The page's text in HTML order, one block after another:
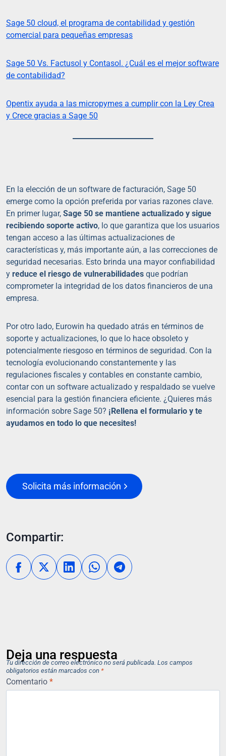
Sage 50 cloud, el programa de contabilidad y gestión
comercial para pequeñas empresas
Sage 50 Vs. Factusol y Contasol. ¿Cuál es el mejor software
de contabilidad?
Opentix ayuda a las micropymes a cumplir con la Ley Crea
y Crece gracias a Sage 50
En la elección de un software de facturación, Sage 50
emerge como la opción preferida por varias razones clave.
En primer lugar, Sage 50 se mantiene actualizado y sigue
recibiendo soporte activo, lo que garantiza que los usuarios
tengan acceso a las últimas actualizaciones de
características y, más importante aún, a las correcciones de
seguridad necesarias. Esto brinda una mayor confiabilidad
y reduce el riesgo de vulnerabilidades que podrían
comprometer la integridad de los datos financieros de una
empresa.
Por otro lado, Eurowin ha quedado atrás en términos de
soporte y actualizaciones, lo que lo hace obsoleto y
potencialmente riesgoso en términos de seguridad. Con la
tecnología evolucionando constantemente y las
regulaciones fiscales y contables en constante cambio,
contar con un software actualizado y respaldado se vuelve
esencial para la gestión financiera eficiente. ¿Quieres más
información sobre Sage 50? ¡Rellena el formulario y te
ayudamos en todo lo que necesites!
Solicita más información
Compartir:
Deja una respuesta
Tu dirección de correo electrónico no será publicada. Los campos
obligatorios están marcados con *
Comentario *